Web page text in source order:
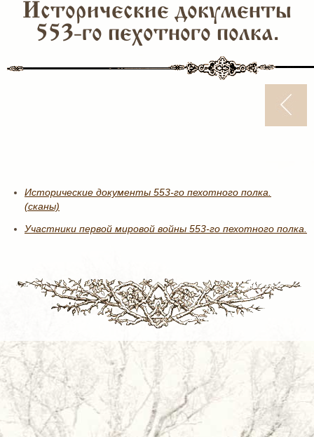
Исторические документы
553-го пехотного полка.
Исторические документы 553-го пехотного полка.
(сканы)
Участники первой мировой войны 553-го пехотного полка.